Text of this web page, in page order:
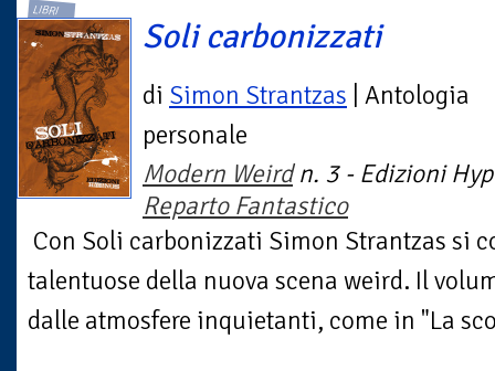
LIBRI
Soli carbonizzati
di Simon Strantzas | Antologia
personale
Modern Weirdn. 3 - Edizioni
Reparto Fantastico
Con Soli carbonizzati Simon Strantzas si
talentuose della nuova scena weird. Il
dalle atmosfere inquietanti, come in "La